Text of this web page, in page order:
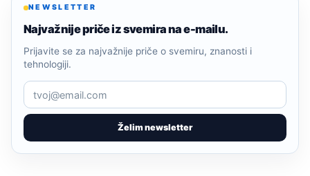
NEWSLETTER
Najvažnije priče iz svemira na e-mailu.
Želim newsletter
Prijavite se za najvažnije priče o svemiru, znanosti i
tehnologiji.